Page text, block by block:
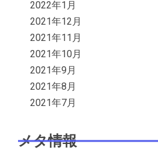
2022年1月
2021年12月
2021年11月
2021年10月
2021年9月
2021年8月
2021年7月
メタ情報